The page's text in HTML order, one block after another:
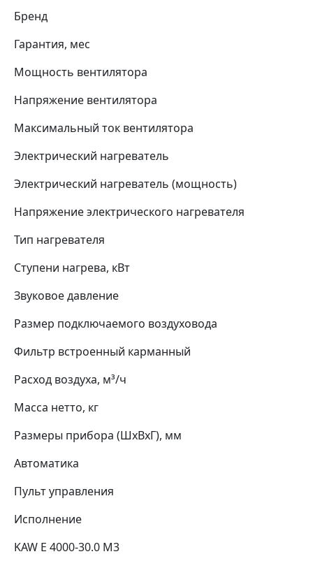
Бренд
Гарантия, мес
Мощность вентилятора
Напряжение вентилятора
Максимальный ток вентилятора
Электрический нагреватель
Электрический нагреватель (мощность)
Напряжение электрического нагревателя
Тип нагревателя
Ступени нагрева, кВт
Звуковое давление
Размер подключаемого воздуховода
Фильтр встроенный карманный
Расход воздуха, м³/ч
Масса нетто, кг
Размеры прибора (ШхВхГ), мм
Автоматика
Пульт управления
Исполнение
KAW E 4000-30.0 M3